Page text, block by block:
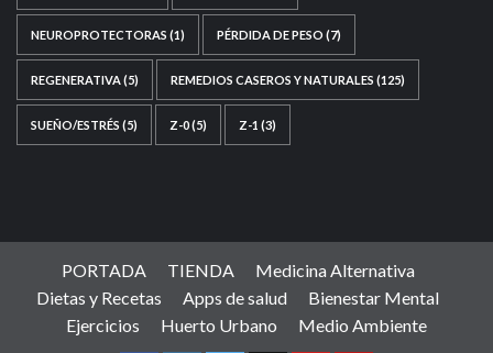
NEUROPROTECTORAS (1) PÉRDIDA DE PESO (7)
REGENERATIVA(5) REMEDIOS CASEROS Y NATURALES (125)
SUEÑO/ESTRÉS (5) Z-0(5) Z-1 (3)
PORTADA TIENDA
Medicina Alternativa
Dietas y Recetas
Apps de salud
Bienestar Mental
Ejercicios
Huerto Urbano Medio Ambiente